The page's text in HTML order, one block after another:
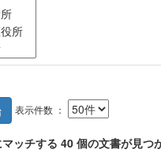
表示件数 ：
ッチする 40 個の文書が見つ